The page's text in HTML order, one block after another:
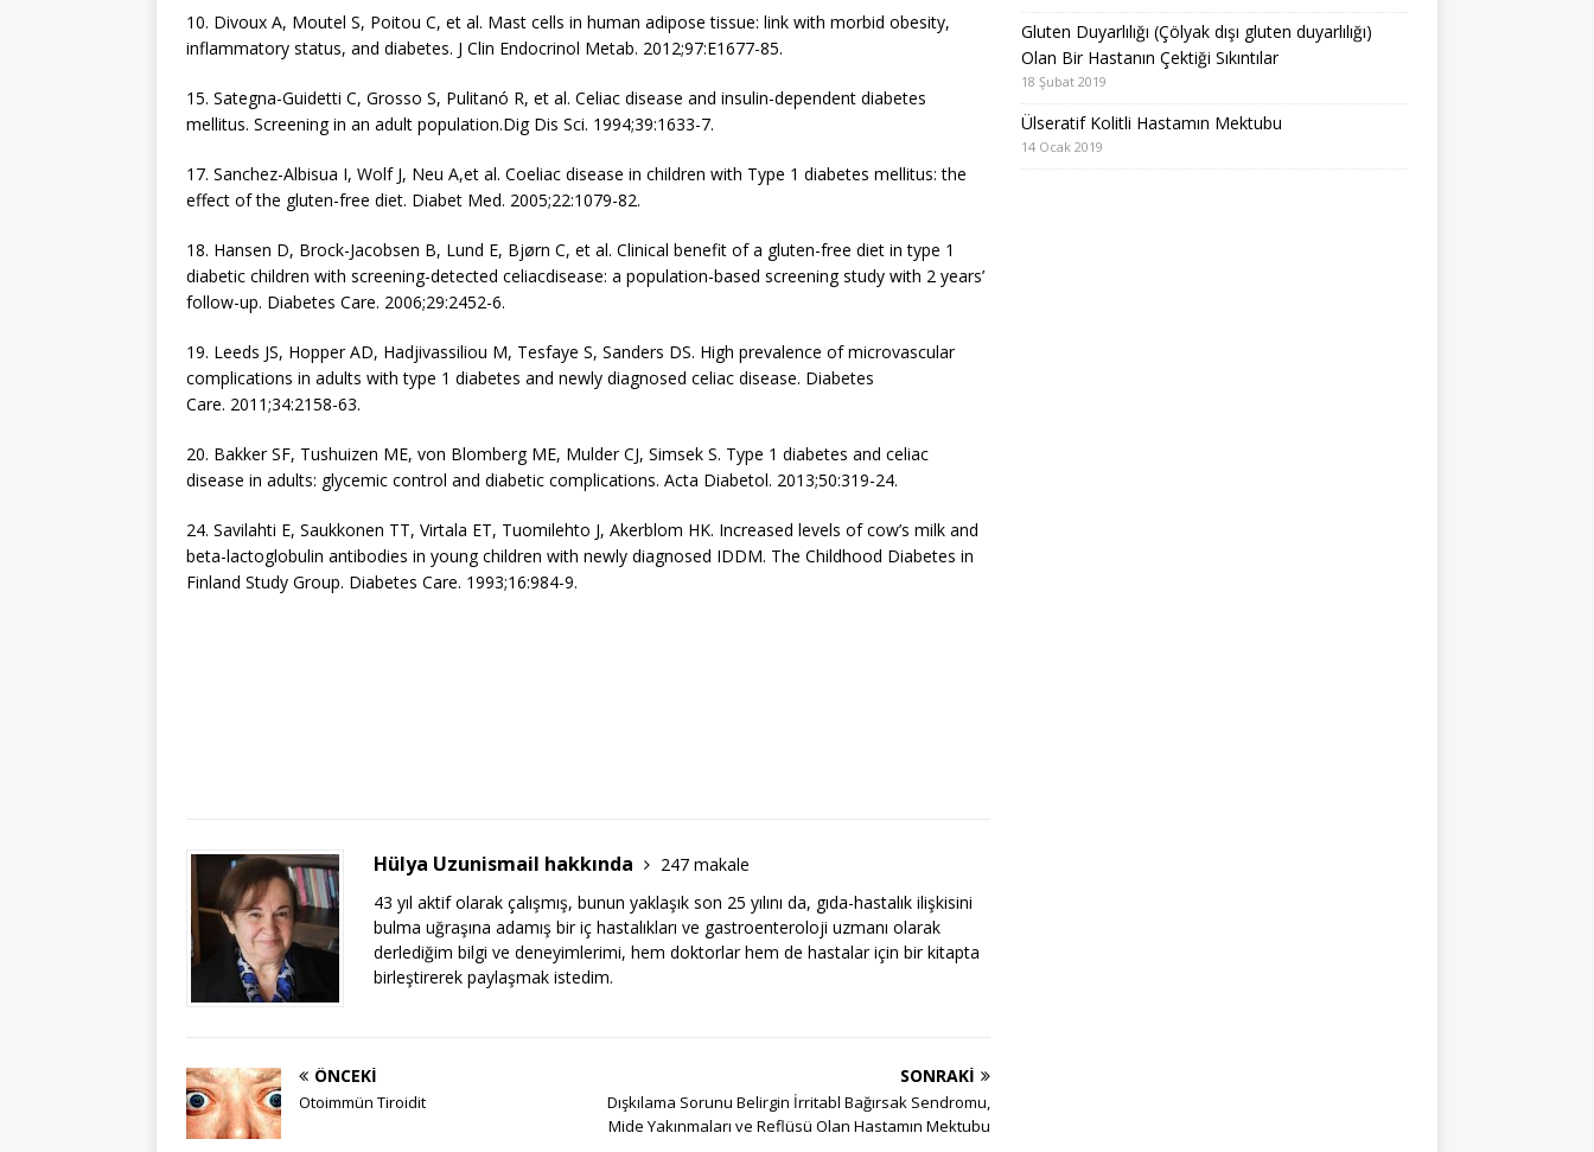
10. Divoux A, Moutel S, Poitou C, et al. Mast cells in human adipose tissue: link with morbid obesity,
inflammatory status, and diabetes. J Clin Endocrinol Metab. 2012;97:E1677-85.
15. Sategna-Guidetti C, Grosso S, Pulitanó R, et al. Celiac disease and insulin-dependent diabetes
mellitus. Screening in an adult population.Dig Dis Sci. 1994;39:1633-7.
17. Sanchez-Albisua I, Wolf J, Neu A,et al. Coeliac disease in children with Type 1 diabetes mellitus: the
effect of the gluten-free diet. Diabet Med. 2005;22:1079-82.
18. Hansen D, Brock-Jacobsen B, Lund E, Bjørn C, et al. Clinical benefit of a gluten-free diet in type 1
diabetic children with screening-detected celiacdisease: a population-based screening study with 2 years’
follow-up. Diabetes Care. 2006;29:2452-6.
19. Leeds JS, Hopper AD, Hadjivassiliou M, Tesfaye S, Sanders DS. High prevalence of microvascular
complications in adults with type 1 diabetes and newly diagnosed celiac disease. Diabetes
Care. 2011;34:2158-63.
20. Bakker SF, Tushuizen ME, von Blomberg ME, Mulder CJ, Simsek S. Type 1 diabetes and celiac
disease in adults: glycemic control and diabetic complications. Acta Diabetol. 2013;50:319-24.
24. Savilahti E, Saukkonen TT, Virtala ET, Tuomilehto J, Akerblom HK. Increased levels of cow’s milk and
beta-lactoglobulin antibodies in young children with newly diagnosed IDDM. The Childhood Diabetes in
Finland Study Group. Diabetes Care. 1993;16:984-9.
Hülya Uzunismail hakkında
247 makale
43 yıl aktif olarak çalışmış, bunun yaklaşık son 25 yılını da, gıda-hastalık ilişkisini
bulma uğraşına adamış bir iç hastalıkları ve gastroenteroloji uzmanı olarak
derlediğim bilgi ve deneyimlerimi, hem doktorlar hem de hastalar için bir kitapta
birleştirerek paylaşmak istedim.
ÖNCEKI
Otoimmün Tiroidit
SONRAKI
Dışkılama Sorunu Belirgin İrritabl Bağırsak Sendromu,
Mide Yakınmaları ve Reflüsü Olan Hastamın Mektubu
Gluten Duyarlılığı (Çölyak dışı gluten duyarlılığı)
Olan Bir Hastanın Çektiği Sıkıntılar
18 Şubat 2019
Ülseratif Kolitli Hastamın Mektubu
14 Ocak 2019